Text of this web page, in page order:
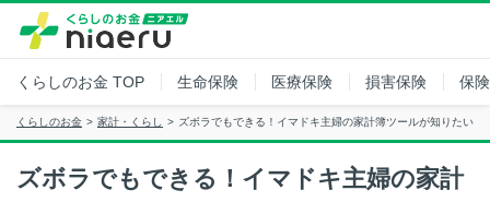
くらしのお金 TOP 生命保険 医療保険 損害保険 保
くらしのお金 家計・くらし ズボラでもできる！イマドキ主婦の家計簿ツールが知りたい
ズボラでもできる！イマドキ主婦の家計